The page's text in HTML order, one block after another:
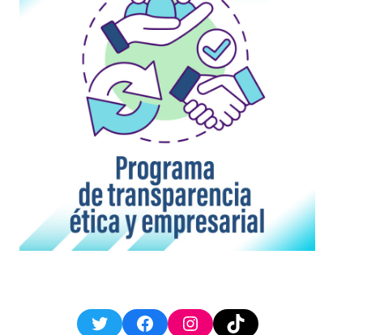
TwitterFacebookInstagram
TikTok